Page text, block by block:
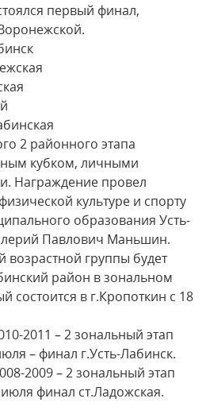
первый финал,
2 районного этапа
кубком, личными
Награждение провел
культуре и спорту
образования Усть-
Павлович Маньшин.
группы будет
район в зональном
состоится в г.Кропоткин с 18
2011 – 2 зональный этап
– финал г.Усть-Лабинск.
2009 – 2 зональный этап
финал ст.Ладожская.